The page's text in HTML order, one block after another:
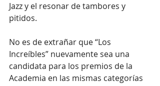
Jazz y el resonar de tambores y
pitidos.
No es de extrañar que “Los
Increíbles” nuevamente sea una
candidata para los premios de la
Academia en las mismas categorías